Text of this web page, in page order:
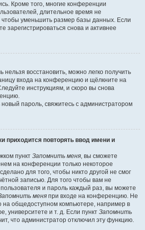
Кроме того, многие конференции
длительное время не
уменьшить размер базы данных. Если
зарегистрироваться снова и активнее
нельзя восстановить, можно легко получить
входа на конференцию и щёлкните на
инструкциям, и скоро вы снова
новый пароль, свяжитесь с администратором
приходится повторять ввод имени и
пункт Запомнить меня, вы сможете
на конференции только некоторое
для того, чтобы никто другой не смог
записью. Для того чтобы вам не
и пароль каждый раз, вы можете
меня при входе на конференцию. Не
на общедоступном компьютере, например в
университете и т. д. Если пункт Запомнить
что администратор отключил эту функцию.